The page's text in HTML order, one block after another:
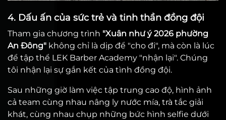
4. Dấu ấn của sức trẻ và tinh thần đồng đội
Tham gia chương trình "Xuân như ý 2026 phường
An Đông" không chỉ là dịp để "cho đi", mà còn là lúc
để tập thể LEK Barber Academy "nhận lại". Chúng
tôi nhận lại sự gắn kết của tình đồng đội.
Sau những giờ làm việc tập trung cao độ, hình ảnh
cả team cùng nhau nâng ly nước mía, trà tắc giải
khát, cùng nhau chụp những bức hình selfie dưới